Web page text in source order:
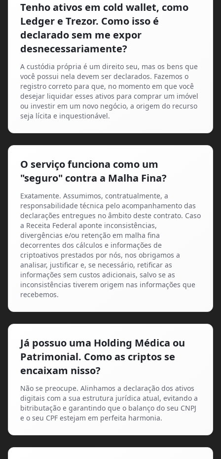
Tenho ativos em cold wallet, como
Ledger e Trezor. Como isso é
declarado sem me expor
desnecessariamente?
A custódia própria é um direito seu, mas os bens que
você possui nela devem ser declarados. Fazemos o
registro correto para que, no momento em que você
desejar liquidar esses ativos para comprar um imóvel
ou investir em um novo negócio, a origem do recurso
seja lícita e inquestionável.
O serviço funciona como um
"seguro" contra a Malha Fina?
Exatamente. Assumimos, contratualmente, a
responsabilidade técnica pelo acompanhamento das
declarações entregues no âmbito deste contrato. Caso
a Receita Federal aponte inconsistências,
divergências e/ou retenção em malha fina
decorrentes dos cálculos e informações de
criptoativos prestados por nós, nos obrigamos a
analisar, justificar e, se necessário, retificar as
informações sem custos adicionais, salvo se as
inconsistências tiverem origem nas informações que
recebemos.
Já possuo uma Holding Médica ou
Patrimonial. Como as criptos se
encaixam nisso?
Não se preocupe. Alinhamos a declaração dos ativos
digitais com a sua estrutura jurídica atual, evitando a
bitributação e garantindo que o balanço do seu CNPJ
e o seu CPF estejam em perfeita harmonia.